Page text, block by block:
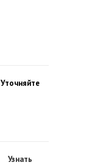
Уточняйте
Узнать